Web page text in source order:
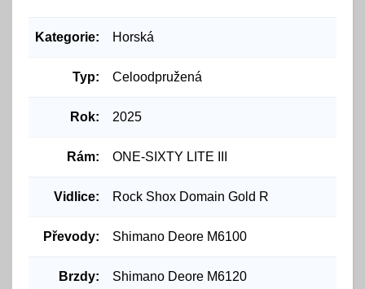
Kategorie: Horská
Typ: Celoodpružená
Rok: 2025
Rám: ONE-SIXTY LITE III
Vidlice: Rock Shox Domain Gold R
Převody: Shimano Deore M6100
Brzdy: Shimano Deore M6120